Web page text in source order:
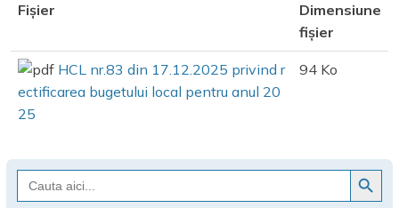
Fișier
Dimensiune
fișier
HCL nr.83 din 17.12.2025 privind r
ectificarea bugetului local pentru anul 20
25
94 Ko
Search
for:
Search Button